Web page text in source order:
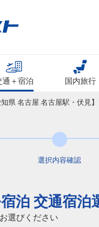
通＋宿泊 国内旅行
県 名古屋 名古屋駅・伏見】
選択内容確認
泊 交通宿泊
選びください